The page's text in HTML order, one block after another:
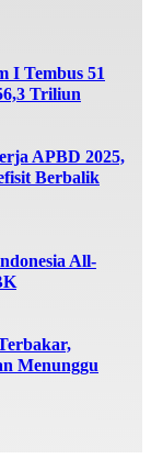
I Tembus 51
Triliun
APBD 2025,
Berbalik
All-
Menunggu